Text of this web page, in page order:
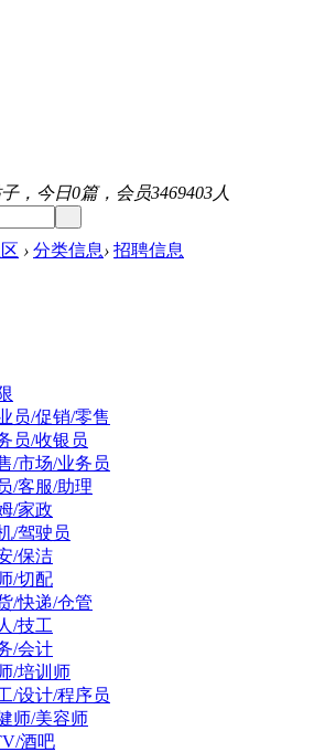
，今日0篇，会员3469403人
› 分类信息› 招聘信息
员/促销/零售
员/收银员
/市场/业务员
/客服/助理
/家政
/驾驶员
/保洁
/切配
/快递/仓管
/技工
/会计
/培训师
/设计/程序员
师/美容师
酒吧